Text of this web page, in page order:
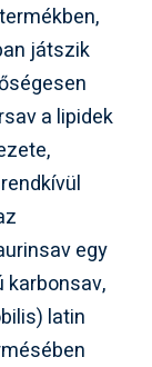
játszik
a lipidek
egy
latin